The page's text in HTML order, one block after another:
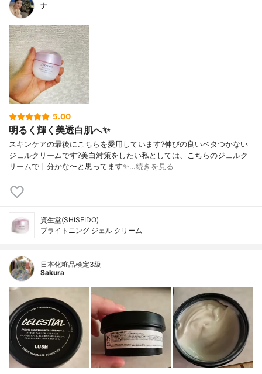
ナ
5.00
明るく輝く美透白肌へ✨
スキンケアの最後にこちらを愛用しています?伸びの良いベタつかない
ジェルクリームです?美白対策をしたい私としては、こちらのジェルク
リームで十分かな〜と思ってます✨…続きを見る
資生堂(SHISEIDO)
ブライトニング ジェル クリーム
日本化粧品検定3級
Sakura